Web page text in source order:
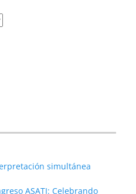
simultánea
ASATI: Celebrando